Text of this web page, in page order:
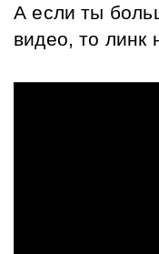
А если ты
видео, то линк